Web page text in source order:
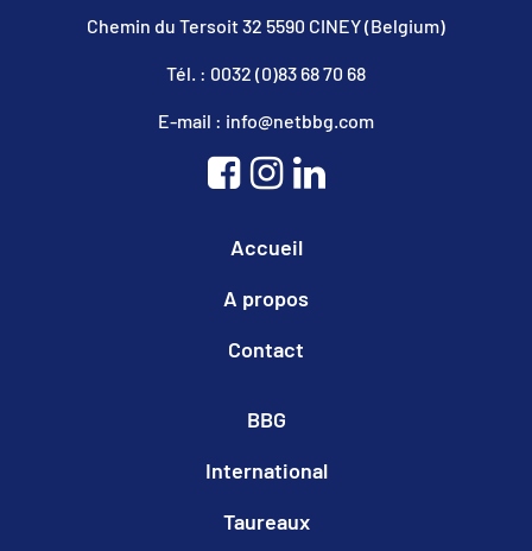
Chemin du Tersoit 32 5590 CINEY (Belgium)
Tél. : 0032 (0)83 68 70 68
E-mail : info@netbbg.com
Accueil
A propos
Contact
BBG
International
Taureaux